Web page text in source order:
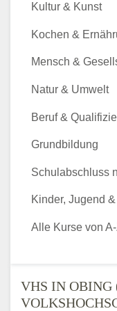
VHS IN OBING
Kultur & Kunst
Kochen &
Mensch &
Natur & Umwelt
Beruf &
Grundbildung
Schulabschluss
Kinder, Jugend
Alle Kurse von